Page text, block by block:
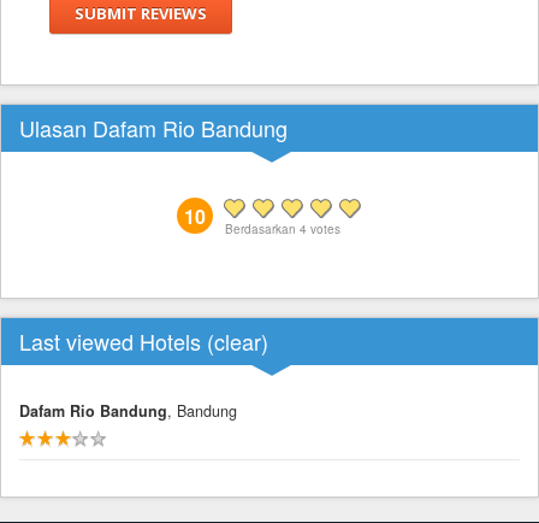
SUBMIT REVIEWS
Ulasan Dafam Rio Bandung
10 Berdasarkan 4 votes
Last viewed Hotels (clear)
Dafam Rio Bandung, Bandung